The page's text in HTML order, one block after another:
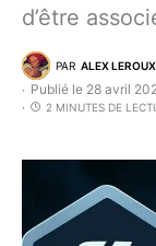
d’être
PAR ALEX LEROUX
Publié le 28 avril
2 MINUTES DE